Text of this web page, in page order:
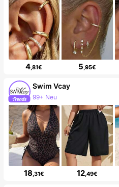
4 ,81€ 5 ,95€
Swim Vcay
99+ Neu
18,31€ 12,49€